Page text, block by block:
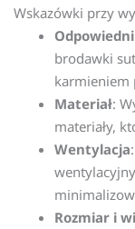
Wskazówki przy
brodawki
karmieniem
Materiał:
materiały,
Wentylacja
Rozmiar i